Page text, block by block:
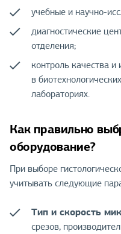
учебные и научно-
диагностические
отделения;
контроль качества и
в
лабораториях.
Как правильно
оборудование?
При выборе
учитывать следующие
Тип и скорость
срезов,